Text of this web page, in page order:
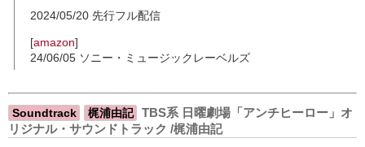
2024/05/20 先行フル配信
[amazon]
24/06/05 ソニー・ミュージックレーベルズ
Soundtrack 梶浦由記
TBS系 日曜劇場「アンチヒーロー」オ
リジナル・サウンドトラック /梶浦由記